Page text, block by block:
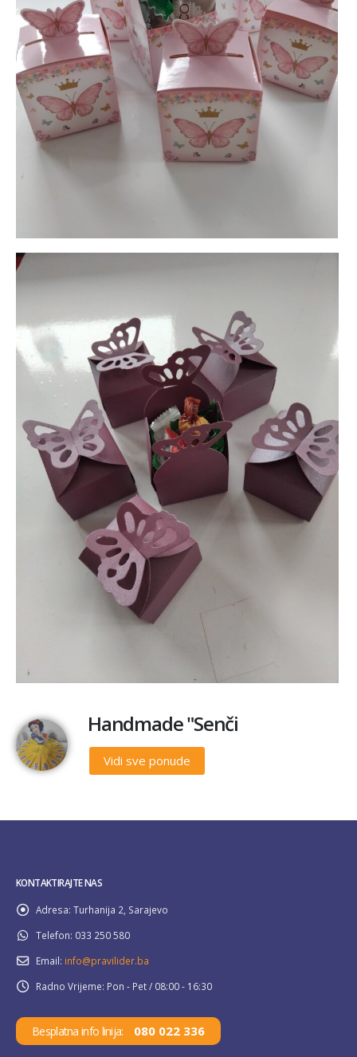
Handmade "Senči
Vidi sve ponude
KONTAKTIRAJTE NAS
Adresa: Turhanija 2, Sarajevo
Telefon: 033 250 580
Email: info@pravilider.ba
Radno Vrijeme: Pon - Pet / 08:00 - 16:30
Besplatna info linija: 080 022 336